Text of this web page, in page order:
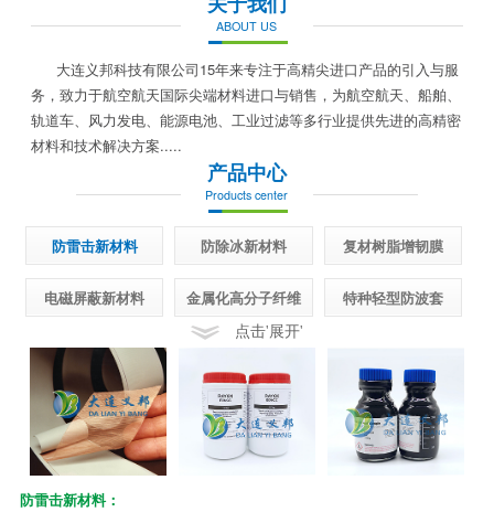
ABOUT US
大连义邦科技有限公司15年来专注于高精尖进口产品的引入与服
务，致力于航空航天国际尖端材料进口与销售，为航空航天、船舶、
轨道车、风力发电、能源电池、工业过滤等多行业提供先进的高精密
材料和技术解决方案.....
产品中心
Products center
防雷击新材料 防除冰新材料 复材树脂增韧膜
电磁屏蔽新材料 金属化高分子纤维 特种轻型防波套
点击'展开'
防雷击新材料：